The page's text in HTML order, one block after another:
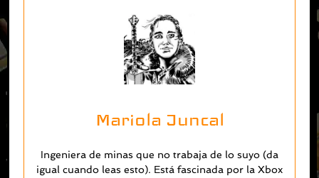
Mariola Juncal
Ingeniera de minas que no trabaja de lo suyo (da
igual cuando leas esto). Está fascinada por la Xbox